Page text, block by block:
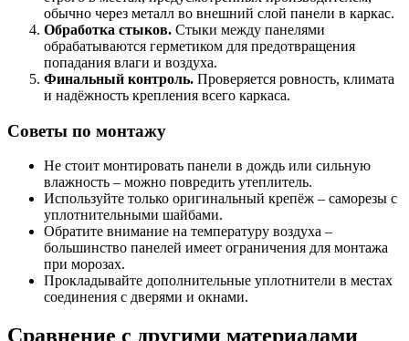
обычно через металл во внешний слой панели в каркас.
Обработка стыков. Стыки между панелями
обрабатываются герметиком для предотвращения
попадания влаги и воздуха.
Финальный контроль. Проверяется ровность, климата
и надёжность крепления всего каркаса.
Советы по монтажу
Не стоит монтировать панели в дождь или сильную
влажность – можно повредить утеплитель.
Используйте только оригинальный крепёж – саморезы с
уплотнительными шайбами.
Обратите внимание на температуру воздуха –
большинство панелей имеет ограничения для монтажа
при морозах.
Прокладывайте дополнительные уплотнители в местах
соединения с дверями и окнами.
Сравнение с другими материалами